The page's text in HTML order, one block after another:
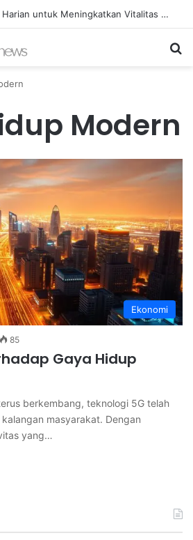
Strategi Kesehatan Harian untuk Meningkatkan Vitalitas dan Mengatasi Kelelahan Sehari-hari
Modern
Ekonomi
85
Gaya Hidup
berkembang, teknologi 5G telah
masyarakat. Dengan
yang…